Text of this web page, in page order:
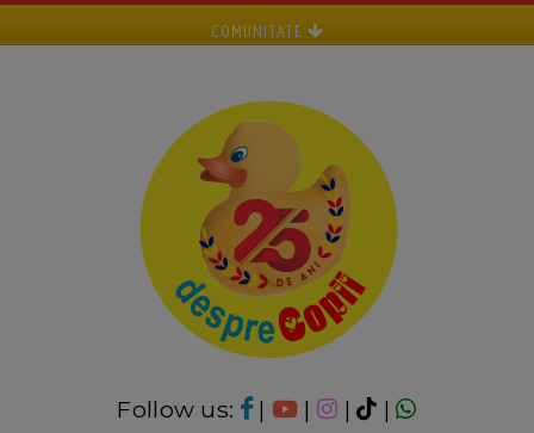
COMUNITATE
Follow us: | | |
|